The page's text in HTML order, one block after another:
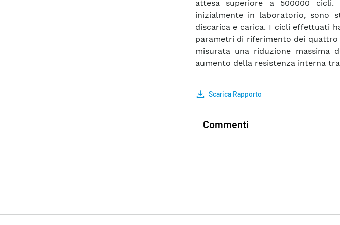
attesa superiore a 500000 cicli.
inizialmente in laboratorio, sono
discarica e carica. I cicli effettuati
parametri di riferimento dei quattro
misurata una riduzione massima
aumento della resistenza interna
Scarica Rapporto
Commenti